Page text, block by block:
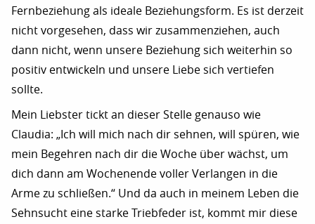
Fernbeziehung als ideale Beziehungsform. Es ist derzeit
nicht vorgesehen, dass wir zusammenziehen, auch
dann nicht, wenn unsere Beziehung sich weiterhin so
positiv entwickeln und unsere Liebe sich vertiefen
sollte.
Mein Liebster tickt an dieser Stelle genauso wie
Claudia: „Ich will mich nach dir sehnen, will spüren, wie
mein Begehren nach dir die Woche über wächst, um
dich dann am Wochenende voller Verlangen in die
Arme zu schließen.“ Und da auch in meinem Leben die
Sehnsucht eine starke Triebfeder ist, kommt mir diese